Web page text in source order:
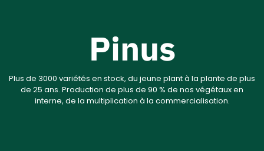
Pinus
Plus de 3000 variétés en stock, du jeune plant à la plante de plus
de 25 ans. Production de plus de 90 % de nos végétaux en
interne, de la multiplication à la commercialisation.